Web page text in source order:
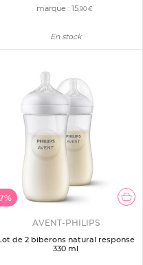
marque : 15,90 €
En stock
AVENT-PHILIPS
de 2 biberons natural response
330 ml